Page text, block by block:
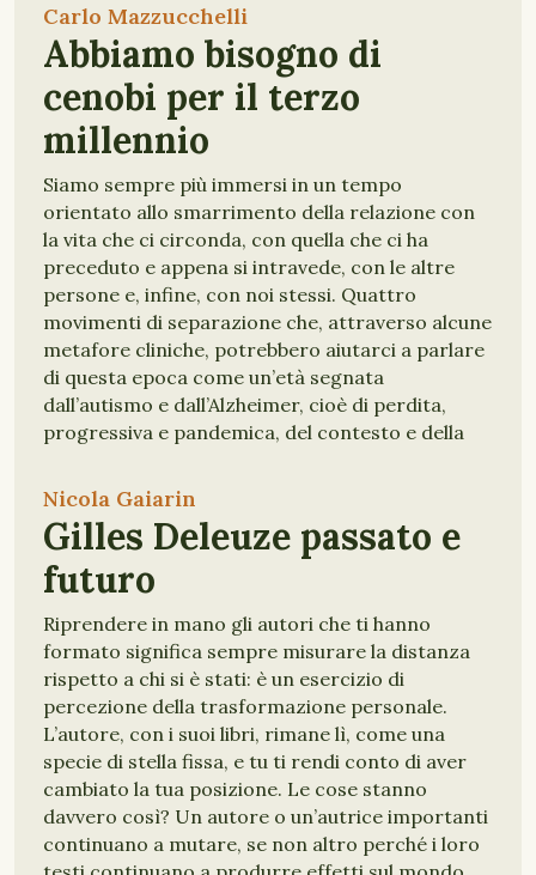
Carlo Mazzucchelli
Abbiamo bisogno di
cenobi per il terzo
millennio
Siamo sempre più immersi in un tempo
orientato allo smarrimento della relazione con
la vita che ci circonda, con quella che ci ha
preceduto e appena si intravede, con le altre
persone e, infine, con noi stessi. Quattro
movimenti di separazione che, attraverso alcune
metafore cliniche, potrebbero aiutarci a parlare
di questa epoca come un’età segnata
dall’autismo e dall’Alzheimer, cioè di perdita,
progressiva e pandemica, del contesto e della
INTERVISTE FILOSOFICHE
Nicola Gaiarin
Gilles Deleuze passato e
futuro
Riprendere in mano gli autori che ti hanno
formato significa sempre misurare la distanza
rispetto a chi si è stati: è un esercizio di
percezione della trasformazione personale.
L’autore, con i suoi libri, rimane lì, come una
specie di stella fissa, e tu ti rendi conto di aver
cambiato la tua posizione. Le cose stanno
davvero così? Un autore o un’autrice importanti
continuano a mutare, se non altro perché i loro